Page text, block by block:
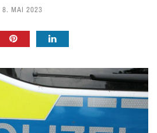
8. MAI 2023